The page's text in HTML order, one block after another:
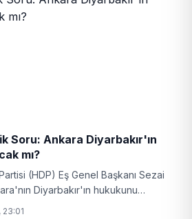
Soru: Ankara Diyarbakır'ın
mı?
(HDP) Eş Genel Başkanı Sezai
Diyarbakır'ın hukukunu